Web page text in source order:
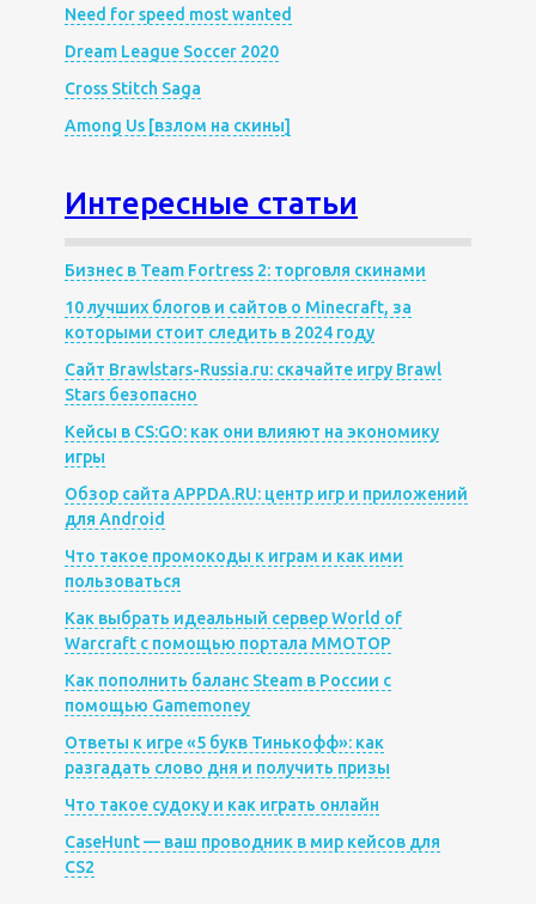
Need for speed most wanted
Dream League Soccer 2020
Cross Stitch Saga
Among Us [взлом на скины]
Интересные статьи
Бизнес в Team Fortress 2: торговля скинами
10 лучших блогов и сайтов о Minecraft, за
которыми стоит следить в 2024 году
Сайт Brawlstars-Russia.ru: скачайте игру Brawl
Stars безопасно
Кейсы в CS:GO: как они влияют на экономику
игры
Обзор сайта APPDA.RU: центр игр и приложений
для Android
Что такое промокоды к играм и как ими
пользоваться
Как выбрать идеальный сервер World of
Warcraft с помощью портала MMOTOP
Как пополнить баланс Steam в России с
помощью Gamemoney
Ответы к игре «5 букв Тинькофф»: как
разгадать слово дня и получить призы
Что такое судоку и как играть онлайн
CaseHunt — ваш проводник в мир кейсов для
CS2